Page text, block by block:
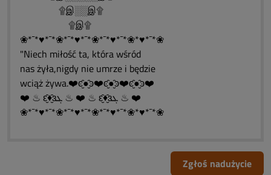
۩இ░░இ۩
۩இ۩
❀*¯*♥*¯*❀*¯*♥*¯*❀*¯*♥*¯*❀*♥*¯*❀
"Niech miłość ta, która wśród
nas żyła,nigdy nie umrze i będzie
wciąż żywa.❤️ͼ̮̑●̮̑ͽ❤️ͼ̮̑●̮̑ͽ❤️ͼ̮̑●̮̑ͽ❤️
❤️ ♨ ԑ̮̑♦̮̑ɜܓ ♨ ❤️ ♨ ԑ̮̑♦̮̑ɜܓ ♨ ❤️
❀*¯*♥*¯*❀*¯*♥*¯*❀*¯*♥*¯*❀*♥*¯*❀
Zgłoś nadużycie